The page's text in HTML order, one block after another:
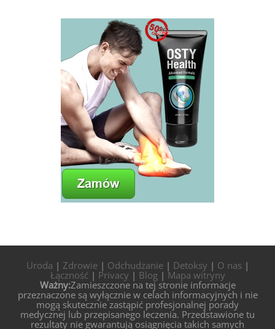
Uroda | Zdrowie| Odchudzanie| Detoksy | O nas |
Łączność | Privacy | Blog| Mapa witryny
Ważny:Zamieszczone na tej stronie informacje
przeznaczone są wyłącznie w celach informacyjnych i nie
mogą skutecznie zastąpić profesjonalnej porady
medycznej lub przepisanego leczenia. Przedstawione tu
rezultaty nie gwarantują osiągnięcia takich samych